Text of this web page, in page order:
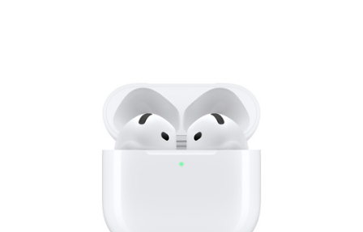
ваше доверие и стремимся предложить лучший